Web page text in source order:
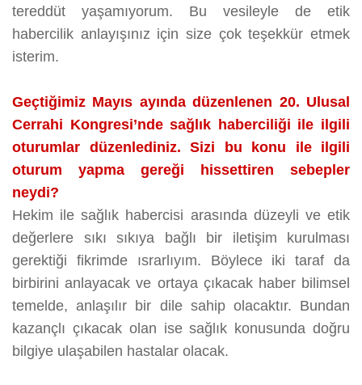
tereddüt yaşamıyorum. Bu vesileyle de etik
habercilik anlayışınız için size çok teşekkür etmek
isterim.
Geçtiğimiz Mayıs ayında düzenlenen 20. Ulusal
Cerrahi Kongresi’nde sağlık haberciliği ile ilgili
oturumlar düzenlediniz. Sizi bu konu ile ilgili
oturum yapma gereği hissettiren sebepler
neydi?
Hekim ile sağlık habercisi arasında düzeyli ve etik
değerlere sıkı sıkıya bağlı bir iletişim kurulması
gerektiği fikrimde ısrarlıyım. Böylece iki taraf da
birbirini anlayacak ve ortaya çıkacak haber bilimsel
temelde, anlaşılır bir dile sahip olacaktır. Bundan
kazançlı çıkacak olan ise sağlık konusunda doğru
bilgiye ulaşabilen hastalar olacak.